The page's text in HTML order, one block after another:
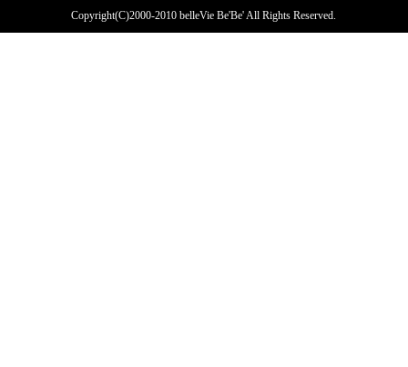
Copyright(C)2000-2010 belleVie Be'Be' All Rights Reserved.